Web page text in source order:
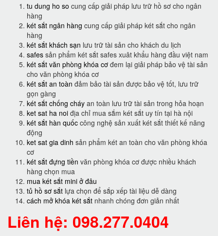
tu dung ho so cung cấp giải pháp lưu trữ hồ sơ cho ngân
hàng
két sắt ngân hàng cung cấp giải pháp két sắt cho ngân
hàng
két sắt khách sạn lưu trữ tài sản cho khách du lịch
safes sản phẩm két sắt safes xuât khẩu hàng đầu việt nam
két sắt văn phòng khóa cơ đem lại giải pháp bảo vệ tài sản
cho văn phòng khóa cơ
két sắt an toàn đảm bảo tài sản được bảo vệ tốt, lưu trữ
gọn gàng
két sắt chống cháy an toàn lưu trữ tài sản trong hỏa hoạn
ket sat ha noi địa chỉ mua sắm két sắt uy tín tại hà nội
két sắt hàn quốc công nghệ sản xuất két sắt thiết kế năng
động
ket sat gia dinh sản phẩm két an toàn cho văn phòng khóa
cơ
két sắt đựng tiền văn phòng khóa cơ được nhiều khách
hàng chọn mua
mua két sắt mini ở đâu
tủ hồ sơ sắt lựa chọn để sắp xếp tài liệu dễ dàng
cách mở khóa két sắt nhanh chóng đơn giản nhất
Liên hệ: 098.277.0404